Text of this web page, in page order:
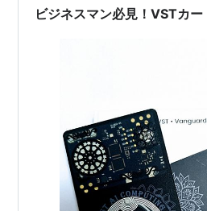
ト…
ビジネスマン必見！VSTカ